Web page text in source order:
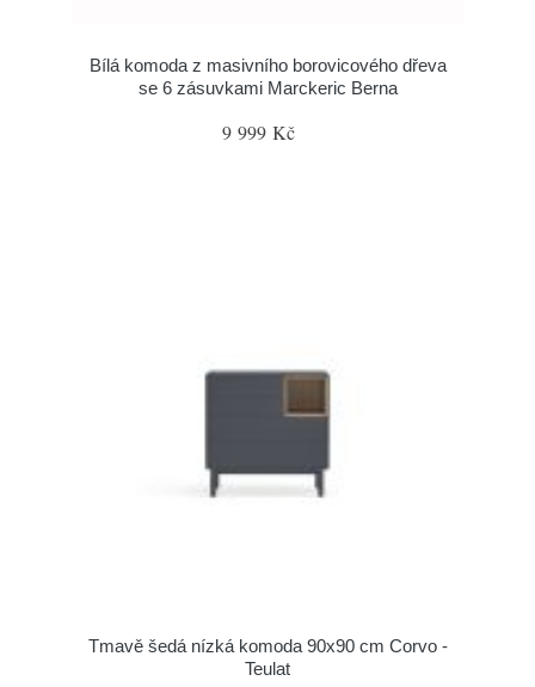
Bílá komoda z masivního borovicového dřeva
se 6 zásuvkami Marckeric Berna
9 999 Kč
Tmavě šedá nízká komoda 90x90 cm Corvo -
Teulat